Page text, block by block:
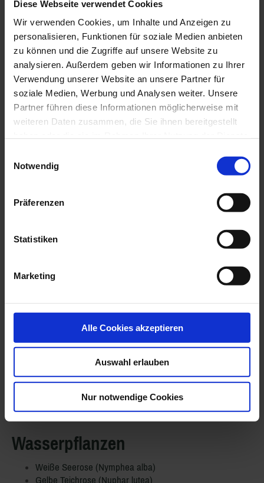
Diese Webseite verwendet Cookies
Wir verwenden Cookies, um Inhalte und Anzeigen zu
personalisieren, Funktionen für soziale Medien anbieten
zu können und die Zugriffe auf unsere Website zu
analysieren. Außerdem geben wir Informationen zu Ihrer
Verwendung unserer Website an unsere Partner für
soziale Medien, Werbung und Analysen weiter. Unsere
Partner führen diese Informationen möglicherweise mit
weiteren Daten zusammen, die Sie ihnen bereitgestellt
Notwendig
Präferenzen
Statistiken
Marketing
Alle Cookies akzeptieren
Auswahl erlauben
Nur notwendige Cookies
Flächen zur Extensivierung im Einzugsgebiet Muttelsee
Limnologie
Phosphorgehalte im Muttelsee 1994 bis 2021
Trophiestufe
Trophieeinstufung Muttelsee im Jahr 2021
Wasserpflanzen
Weiße Seerose (Nymphea alba)
Gelbe Teichrose (Nuphar lutea)